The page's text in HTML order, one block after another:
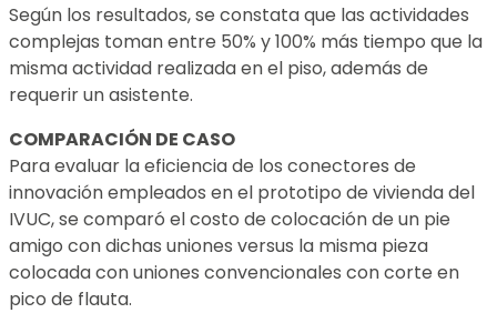
Según los resultados, se constata que las actividades
complejas toman entre 50% y 100% más tiempo que la
misma actividad realizada en el piso, además de
requerir un asistente.
COMPARACIÓN DE CASO
Para evaluar la eficiencia de los conectores de
innovación empleados en el prototipo de vivienda del
IVUC, se comparó el costo de colocación de un pie
amigo con dichas uniones versus la misma pieza
colocada con uniones convencionales con corte en
pico de flauta.